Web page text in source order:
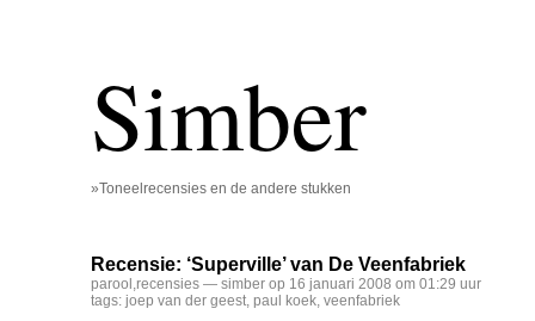
Simber
»Toneelrecensies en de andere stukken
Recensie: ‘Superville’ van De Veenfabriek
parool ,recensies — simber op 16 januari 2008 om 01:29 uur
tags: joep van der geest, paul koek, veenfabriek